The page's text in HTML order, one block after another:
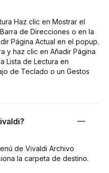
Haz clic en Mostrar el
de Direcciones o en la
Página Actual en el popup.
y haz clic en Añadir Página
Lista de Lectura en
de Teclado o un Gestos
de Vivaldi Archivo
la carpeta de destino.